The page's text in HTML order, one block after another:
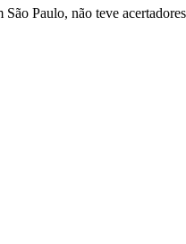
Paulo, não teve acertadores